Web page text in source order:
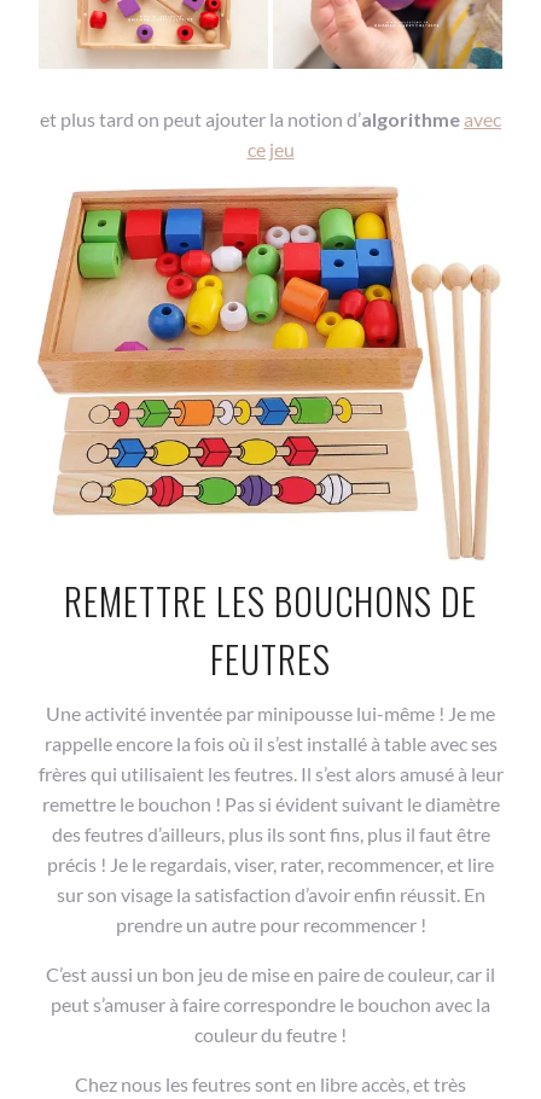
et plus tard on peut ajouter la notion d’algorithme avec
ce jeu
REMETTRE LES BOUCHONS DE
FEUTRES
Une activité inventée par minipousse lui-même ! Je me
rappelle encore la fois où il s’est installé à table avec ses
frères qui utilisaient les feutres. Il s’est alors amusé à leur
remettre le bouchon ! Pas si évident suivant le diamètre
des feutres d’ailleurs, plus ils sont fins, plus il faut être
précis ! Je le regardais, viser, rater, recommencer, et lire
sur son visage la satisfaction d’avoir enfin réussit. En
prendre un autre pour recommencer !
C’est aussi un bon jeu de mise en paire de couleur, car il
peut s’amuser à faire correspondre le bouchon avec la
couleur du feutre !
Chez nous les feutres sont en libre accès, et très